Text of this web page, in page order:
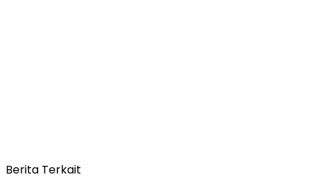
Berita Terkait